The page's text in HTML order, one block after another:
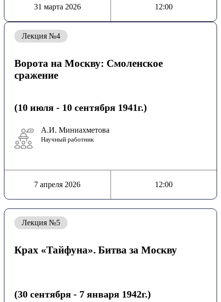
31 марта 2026 12:00
Лекция №4
Ворота на Москву: Смоленское
сражение
(10 июля - 10 сентября 1941г.)
А.И. Миниахметова
Научный работник
7 апреля 2026 12:00
Лекция №5
Крах «Тайфуна». Битва за Москву
(30 сентября - 7 января 1942г.)